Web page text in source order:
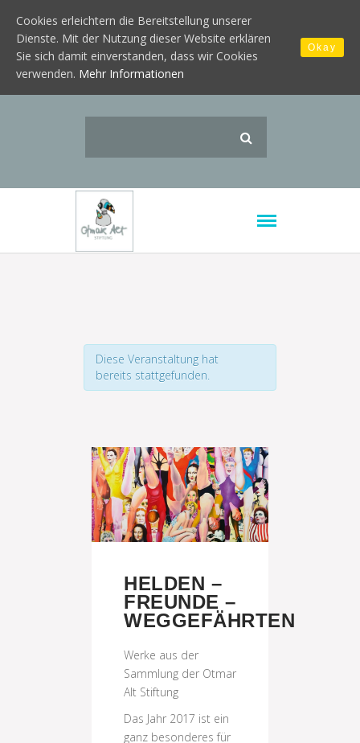
Diese Veranstaltung hat
bereits stattgefunden.
HELDEN –
FREUNDE –
WEGGEFÄHRTEN
Werke aus der
Sammlung der Otmar
Alt Stiftung
Das Jahr 2017 ist ein
ganz besonderes für
Cookies erleichtern die Bereitstellung unserer
Dienste. Mit der Nutzung dieser Website erklären
Sie sich damit einverstanden, dass wir Cookies
verwenden. Mehr Informationen
Okay